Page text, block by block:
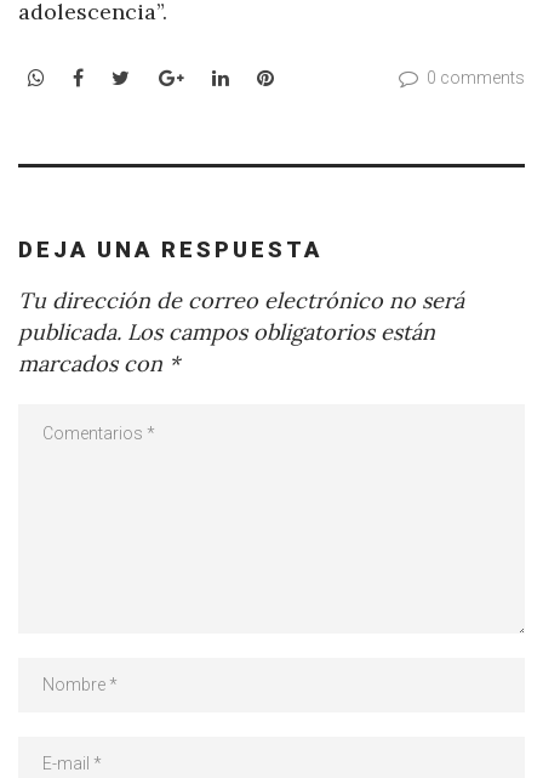
adolescencia”.
WhatsApp
Facebook
TwitterGoogle+LinkedInPinterest 0 comments
DEJA UNA RESPUESTA
Tu dirección de correo electrónico no será
publicada. Los campos obligatorios están
marcados con *